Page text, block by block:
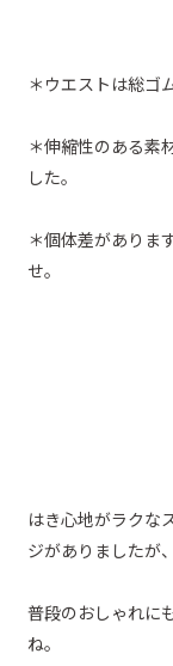
＊ウエストは総ゴ
＊伸縮性のある素
した。
＊個体差がありま
せ。
はき心地がラクな
ジがありましたが、
普段のおしゃれに
ね。